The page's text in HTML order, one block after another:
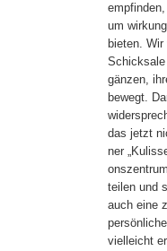
um
bieten.
gänzen,
bewegt.
das jetzt
ner
teilen und
auch eine
vielleicht